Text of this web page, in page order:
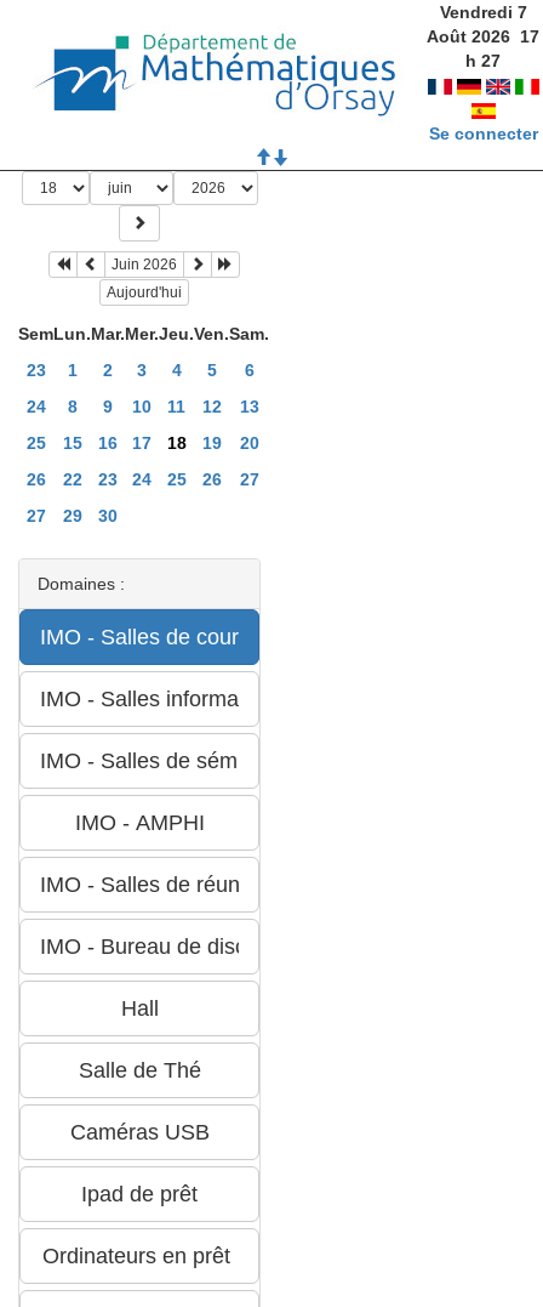
Vendredi 7
Août 2026 17
h27
Se connecter
Juin 2026
Aujourd'hui
SemLun.Mar.Mer.Jeu.Ven.Sam.
23
1 2 3 4 5
6
24
8 9 10 11 12
13
25
15 16 17 18 19
20
26
22 23 24 25 26
27
27
29 30
Domaines :